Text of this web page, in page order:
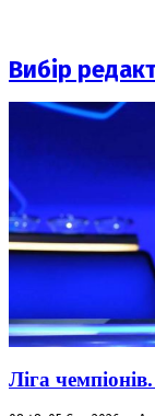
Вибір
Ліга